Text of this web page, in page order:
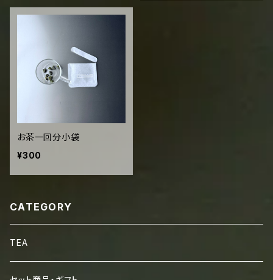
と甘み
お茶一回分小袋
¥300
CATEGORY
TEA